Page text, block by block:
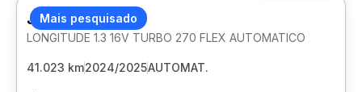
Mais pesquisado
JEEP RENEGADE
LONGITUDE 1.3 16V TURBO 270 FLEX AUTOMATICO
41.023 km2024/2025AUTOMAT.